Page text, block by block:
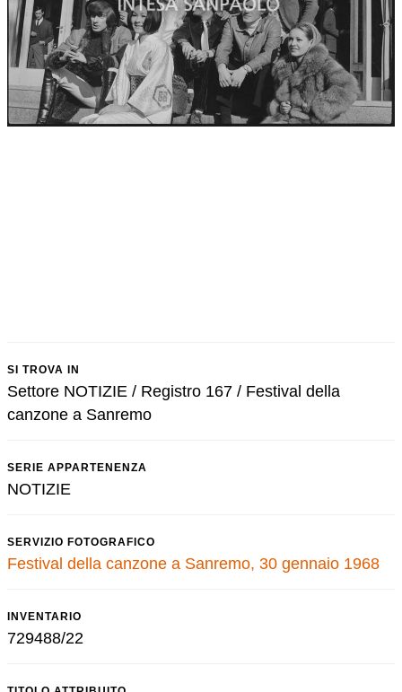
SI TROVA IN
Settore NOTIZIE / Registro 167 / Festival della
canzone a Sanremo
SERIE APPARTENENZA
NOTIZIE
SERVIZIO FOTOGRAFICO
Festival della canzone a Sanremo, 30 gennaio 1968
INVENTARIO
729488/22